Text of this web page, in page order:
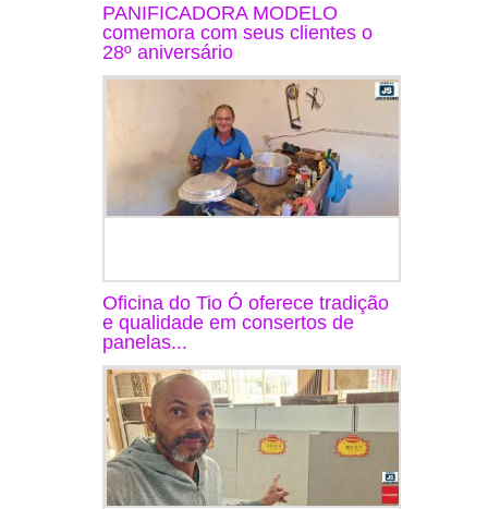
PANIFICADORA MODELO
comemora com seus clientes o
28º aniversário
Oficina do Tio Ó oferece tradição
e qualidade em consertos de
panelas...